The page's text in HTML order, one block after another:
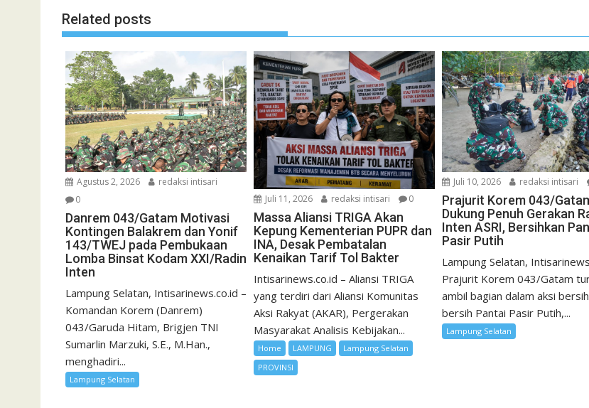
Related posts
Agustus 2, 2026
redaksi intisari
0
Danrem 043/Gatam Motivasi
Kontingen Balakrem dan Yonif
143/TWEJ pada Pembukaan
Lomba Binsat Kodam XXI/Radin
Inten
Lampung Selatan, Intisarinews.co.id –
Komandan Korem (Danrem)
043/Garuda Hitam, Brigjen TNI
Sumarlin Marzuki, S.E., M.Han.,
menghadiri...
Lampung Selatan
Juli 11, 2026 redaksi intisari 0
Massa Aliansi TRIGA Akan
Kepung Kementerian PUPR dan
INA, Desak Pembatalan
Kenaikan Tarif Tol Bakter
Intisarinews.co.id – Aliansi TRIGA
yang terdiri dari Aliansi Komunitas
Aksi Rakyat (AKAR), Pergerakan
Masyarakat Analisis Kebijakan...
Home LAMPUNG
Lampung Selatan
PROVINSI
Juli 10, 2026 redaksi intisari
Prajurit Korem 043/
Dukung Penuh Gerakan
Inten ASRI, Bersihkan
Pasir Putih
Lampung Selatan,
Prajurit Korem 043/Gatam
ambil bagian dalam aksi
bersih Pantai Pasir Putih,...
Lampung Selatan